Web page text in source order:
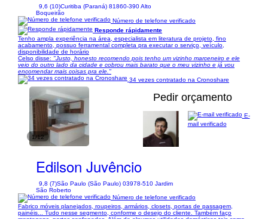
9,6 (10)Curitiba (Paraná) 81860-390 Alto
Boqueirão
Número de telefone verificado
Responde rápidamente
Tenho ampla experiência na área, especialista em literatura de projeto, fino
acabamento, possuo ferramental completa pra executar o serviço, veículo,
disponibilidade de horário
Celso disse: "Justo, honesto recomendo pois tenho um vizinho marceneiro e ele
veio do outro lado da cidade e cobrou mais barato que o meu vizinho e já vou
encomendar mais coisas pra ele."
34 vezes contratado na Cronoshare
1/12
Pedir orçamento
Edilson Juvêncio
9,8 (7)São Paulo (São Paulo) 03978-510 Jardim
São Roberto
E-
mail verificado
Número de telefone verificado
Fabrico móveis planejados, roupeiros, armários, closets, portas de passagem,
painéis... Tudo nesse segmento, conforme o desejo do cliente. Também faço